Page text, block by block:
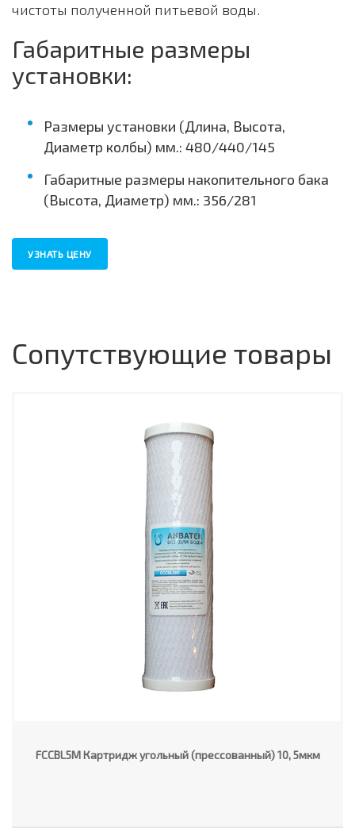
чистоты полученной питьевой воды.
Габаритные размеры
установки:
Размеры установки (Длина, Высота,
Диаметр колбы) мм.: 480/440/145
Габаритные размеры накопительного бака
(Высота, Диаметр) мм.: 356/281
УЗНАТЬ ЦЕНУ
Сопутствующие товары
FCCBL5M Картридж угольный (прессованный) 10, 5мкм